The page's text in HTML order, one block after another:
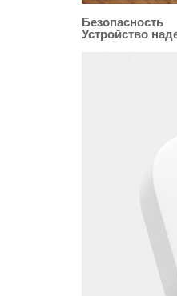
Безопасность
Устройство